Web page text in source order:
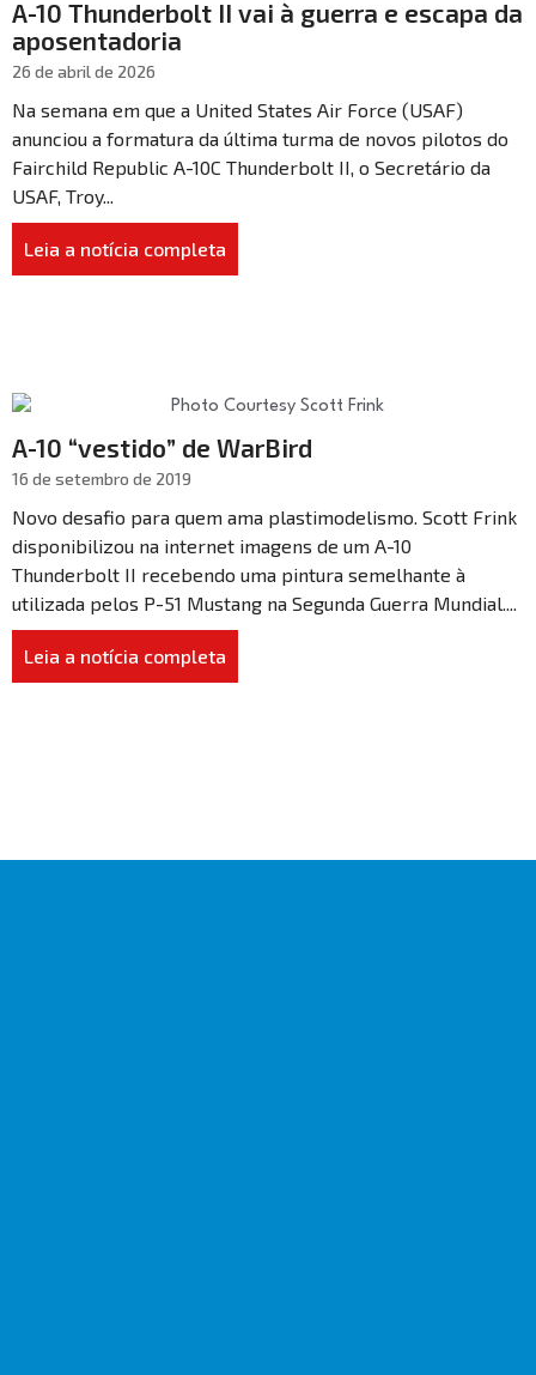
A-10 Thunderbolt II vai à guerra e escapa da
aposentadoria
26 de abril de 2026
Na semana em que a United States Air Force (USAF)
anunciou a formatura da última turma de novos pilotos do
Fairchild Republic A-10C Thunderbolt II, o Secretário da
USAF, Troy...
Leia a notícia completa
A-10 “vestido” de WarBird
16 de setembro de 2019
Novo desafio para quem ama plastimodelismo. Scott Frink
disponibilizou na internet imagens de um A-10
Thunderbolt II recebendo uma pintura semelhante à
utilizada pelos P-51 Mustang na Segunda Guerra Mundial....
Leia a notícia completa